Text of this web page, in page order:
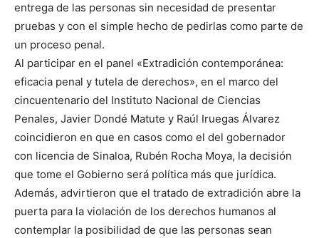
entrega de las personas sin necesidad de presentar
pruebas y con el simple hecho de pedirlas como parte de
un proceso penal.
Al participar en el panel «Extradición contemporánea:
eficacia penal y tutela de derechos», en el marco del
cincuentenario del Instituto Nacional de Ciencias
Penales, Javier Dondé Matute y Raúl Iruegas Álvarez
coincidieron en que en casos como el del gobernador
con licencia de Sinaloa, Rubén Rocha Moya, la decisión
que tome el Gobierno será política más que jurídica.
Además, advirtieron que el tratado de extradición abre la
puerta para la violación de los derechos humanos al
contemplar la posibilidad de que las personas sean